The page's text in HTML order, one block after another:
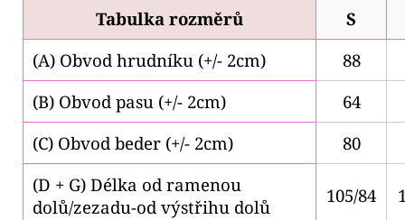
Tabulka rozměrů
S
(A) Obvod hrudníku (+/- 2cm)
88
(B) Obvod pasu (+/- 2cm)
64
(C) Obvod beder (+/- 2cm)
80
(D + G) Délka od ramenou
dolů/zezadu-od výstřihu dolů
105/84